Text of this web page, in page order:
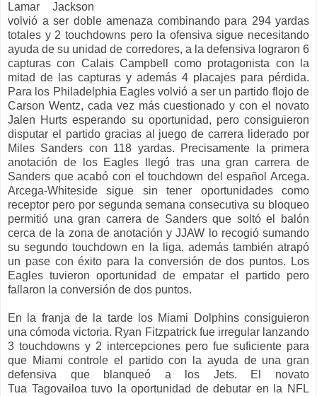
Lamar Jackson
volvió a ser doble amenaza combinando para 294 yardas
totales y 2 touchdowns pero la ofensiva sigue necesitando
ayuda de su unidad de corredores, a la defensiva lograron 6
capturas con Calais Campbell como protagonista con la
mitad de las capturas y además 4 placajes para pérdida.
Para los Philadelphia Eagles volvió a ser un partido flojo de
Carson Wentz, cada vez más cuestionado y con el novato
Jalen Hurts esperando su oportunidad, pero consiguieron
disputar el partido gracias al juego de carrera liderado por
Miles Sanders con 118 yardas. Precisamente la primera
anotación de los Eagles llegó tras una gran carrera de
Sanders que acabó con el touchdown del español Arcega.
Arcega-Whiteside sigue sin tener oportunidades como
receptor pero por segunda semana consecutiva su bloqueo
permitió una gran carrera de Sanders que soltó el balón
cerca de la zona de anotación y JJAW lo recogió sumando
su segundo touchdown en la liga, además también atrapó
un pase con éxito para la conversión de dos puntos. Los
Eagles tuvieron oportunidad de empatar el partido pero
fallaron la conversión de dos puntos.
En la franja de la tarde los Miami Dolphins consiguieron
una cómoda victoria. Ryan Fitzpatrick fue irregular lanzando
3 touchdowns y 2 intercepciones pero fue suficiente para
que Miami controle el partido con la ayuda de una gran
defensiva que blanqueó a los Jets. El novato
Tua Tagovailoa tuvo la oportunidad de debutar en la NFL